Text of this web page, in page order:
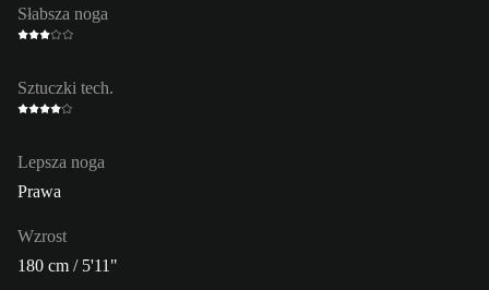
Słabsza noga
Sztuczki tech.
Lepsza noga
Prawa
Wzrost
180 cm / 5'11"